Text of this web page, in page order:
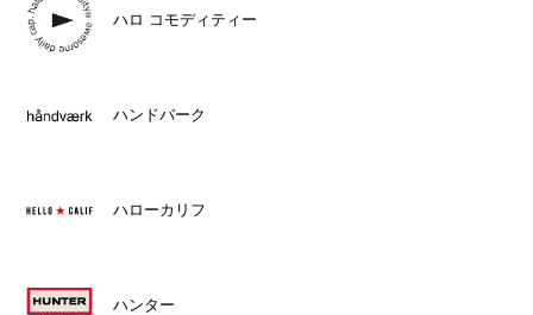
ハロ コモディティー
ハンドバーク
ハローカリフ
ハンター